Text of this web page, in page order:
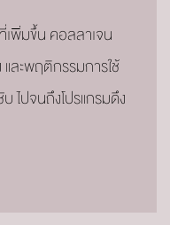
พิ่มขึ้น คอลลาเจน
ละพฤติกรรมการใช้
ไปจนถึงโปรแกรมดึง